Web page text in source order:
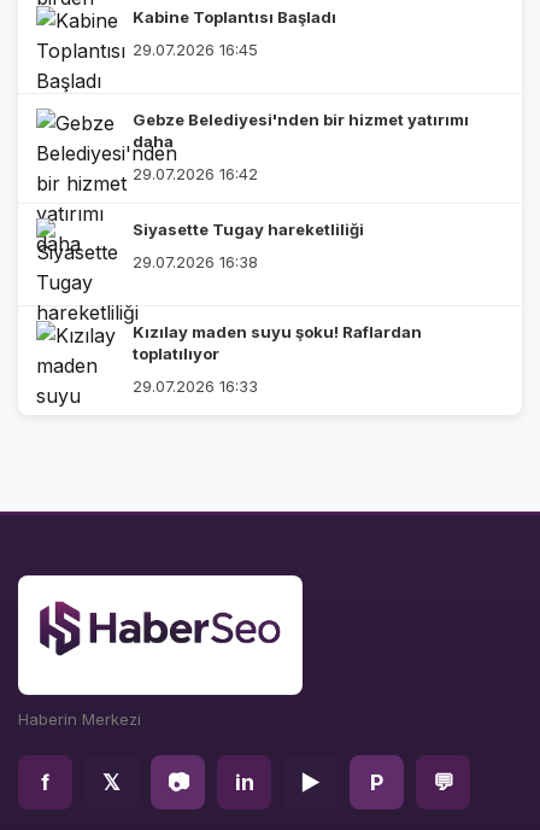
Kabine Toplantısı Başladı
29.07.2026 16:45
Gebze Belediyesi'nden bir hizmet yatırımı
daha
29.07.2026 16:42
Siyasette Tugay hareketliliği
29.07.2026 16:38
Kızılay maden suyu şoku! Raflardan
toplatılıyor
29.07.2026 16:33
Haberin Merkezi
f 𝕏 📷 in ▶ P 💬